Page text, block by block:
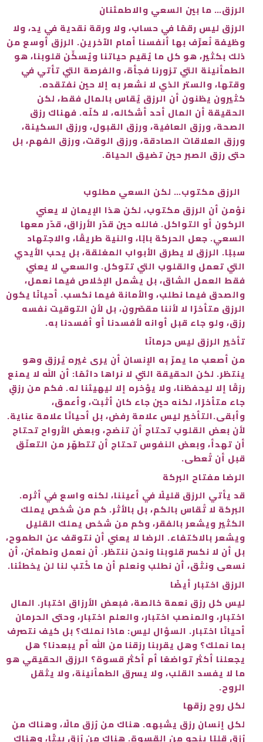
الرزق… ما بين السعي والاطمئنان
الرزق ليس رقمًا في حساب، ولا ورقة نقدية في يد، ولا
وظيفة نُعرِّف بها أنفسنا أمام الآخرين. الرزق أوسع من
ذلك بكثير، هو كل ما يُقيم حياتنا ويُسكِّن قلوبنا، هو
الطمأنينة التي تزورنا فجأة، والفرصة التي تأتي في
وقتها، والستر الذي لا نشعر به إلا حين نفتقده.
كثيرون يظنون أن الرزق يُقاس بالمال فقط، لكن
الحقيقة أن المال أحد أشكاله، لا كلّه. فهناك رزق
الصحة، ورزق العافية، ورزق القبول، ورزق السكينة،
ورزق العلاقات الصادقة، ورزق الوقت، ورزق الفهم، بل
حتى رزق الصبر حين تضيق الحياة.
الرزق مكتوب… لكن السعي مطلوب
نؤمن أن الرزق مكتوب، لكن هذا الإيمان لا يعني
الركون أو التواكل. فالله حين قدّر الأرزاق، قدّر معها
السعي. جعل الحركة بابًا، والنية طريقًا، والاجتهاد
سببًا. الرزق لا يطرق الأبواب المغلقة، بل يحب الأيدي
التي تعمل والقلوب التي تتوكل. والسعي لا يعني
فقط العمل الشاق، بل يشمل الإخلاص فيما نعمل،
والصدق فيما نطلب، والأمانة فيما نكسب. أحيانًا يكون
الرزق متأخرًا لا لأننا مقصّرون، بل لأن التوقيت نفسه
رزق، ولو جاء قبل أوانه لأفسدنا أو أفسدنا به.
تأخير الرزق ليس حرمانًا
من أصعب ما يمرّ به الإنسان أن يرى غيره يُرزق وهو
ينتظر. لكن الحقيقة التي لا نراها دائمًا: أن الله لا يمنع
رزقًا إلا ليحفظنا، ولا يؤخره إلا ليهيئنا له. فكم من رزقٍ
جاء متأخرًا، لكنه حين جاء كان أثبت، وأعمق،
وأبقى.التأخير ليس علامة رفض، بل أحيانًا علامة عناية.
لأن بعض القلوب تحتاج أن تنضج، وبعض الأرواح تحتاج
أن تهدأ، وبعض النفوس تحتاج أن تتطهّر من التعلّق
قبل أن تُعطى.
الرضا مفتاح البركة
قد يأتي الرزق قليلًا في أعيننا، لكنه واسع في أثره.
البركة لا تُقاس بالكم، بل بالأثر. كم من شخص يملك
الكثير ويشعر بالفقر، وكم من شخص يملك القليل
ويشعر بالاكتفاء. الرضا لا يعني أن نتوقف عن الطموح،
بل أن لا نكسر قلوبنا ونحن ننتظر. أن نعمل ونطمئن، أن
نسعى ونثق، أن نطلب ونعلم أن ما كُتب لنا لن يخطئنا.
الرزق اختبار أيضًا
ليس كل رزق نعمة خالصة، فبعض الأرزاق اختبار. المال
اختبار، والمنصب اختبار، والعلم اختبار، وحتى الحرمان
أحيانًا اختبار. السؤال ليس: ماذا نملك؟ بل كيف نتصرف
بما نملك؟ وهل يقربنا رزقنا من الله أم يبعدنا؟ هل
يجعلنا أكثر تواضعًا أم أكثر قسوة؟ الرزق الحقيقي هو
ما لا يفسد القلب، ولا يسرق الطمأنينة، ولا يثقل
الروح.
لكل روح رزقها
لكل إنسان رزق يشبهه. هناك من رُزق مالًا، وهناك من
رُزق قلبًا ينجو من القسوة. هناك من رُزق بيتًا، وهناك